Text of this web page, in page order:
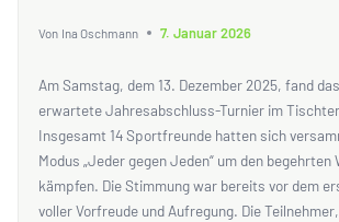
Von Ina Oschmann 7. Januar 2026
Am Samstag, dem 13. Dezember 2025, fand
erwartete Jahresabschluss-Turnier im
Insgesamt 14 Sportfreunde hatten sich
Modus „Jeder gegen Jeden“ um den begehrten
kämpfen. Die Stimmung war bereits vor dem
voller Vorfreude und Aufregung. Die